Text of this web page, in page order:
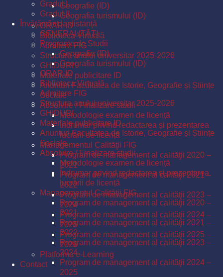
Geografie (ID)
Geografia turismului (ID)
ORAR ID
Biblioteca Virtuală
Admitere FIG
Structura anului universitar 2025-2026
GHIDURI
Materiale publicitare ID
Anunturi Facultatea de Istorie, Geografie și Științe
Sociale
Absolvire / Finalizare studii
Metodologie examen de licență
Îndrumar privind redactarea și prezentarea
lucrării de licență
Managementul Calităţii FIG
Program de management al calităţii 2020 –
2021
Program de management al calităţii 2021 –
2022
Program de management al calităţii 2023 –
2024
Program de management al calităţii 2024 –
2025
Program de management al calităţii 2025 –
2026
Platforma e-Learning
Contact
Gradul I
Gradul II
Învăţământ la distanţă
GENERALITĂŢI
Programe de Studii
Geografie (ID)
Geografia turismului (ID)
ORAR ID
Biblioteca Virtuală
Admitere FIG
Structura anului universitar 2025-2026
GHIDURI
Materiale publicitare ID
Anunturi Facultatea de Istorie, Geografie și Științe
Sociale
Absolvire / Finalizare studii
Metodologie examen de licență
Îndrumar privind redactarea și prezentarea
lucrării de licență
Managementul Calităţii FIG
Program de management al calităţii 2020 –
2021
Program de management al calităţii 2021 –
2022
Program de management al calităţii 2023 –
2024
Program de management al calităţii 2024 –
2025